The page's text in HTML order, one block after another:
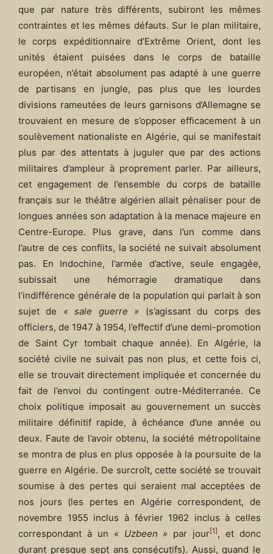
que par nature très différents, subiront les mêmes
contraintes et les mêmes défauts. Sur le plan militaire,
le corps expéditionnaire d’Extrême Orient, dont les
unités étaient puisées dans le corps de bataille
européen, n’était absolument pas adapté à une guerre
de partisans en jungle, pas plus que les lourdes
divisions rameutées de leurs garnisons d’Allemagne se
trouvaient en mesure de s’opposer efficacement à un
soulèvement nationaliste en Algérie, qui se manifestait
plus par des attentats à juguler que par des actions
militaires d’ampleur à proprement parler. Par ailleurs,
cet engagement de l’ensemble du corps de bataille
français sur le théâtre algérien allait pénaliser pour de
longues années son adaptation à la menace majeure en
Centre-Europe. Plus grave, dans l’un comme dans
l’autre de ces conflits, la société ne suivait absolument
pas. En Indochine, l’armée d’active, seule engagée,
subissait une hémorragie dramatique dans
l’indifférence générale de la population qui parlait à son
sujet de « sale guerre » (s’agissant du corps des
officiers, de 1947 à 1954, l’effectif d’une demi-promotion
de Saint Cyr tombait chaque année). En Algérie, la
société civile ne suivait pas non plus, et cette fois ci,
elle se trouvait directement impliquée et concernée du
fait de l’envoi du contingent outre-Méditerranée. Ce
choix politique imposait au gouvernement un succès
militaire définitif rapide, à échéance d’une année ou
deux. Faute de l’avoir obtenu, la société métropolitaine
se montra de plus en plus opposée à la poursuite de la
guerre en Algérie. De surcroît, cette société se trouvait
soumise à des pertes qui seraient mal acceptées de
nos jours (les pertes en Algérie correspondent, de
novembre 1955 inclus à février 1962 inclus à celles
correspondant à un « Uzbeen » par jour[1] , et donc
durant presque sept ans consécutifs). Aussi, quand le